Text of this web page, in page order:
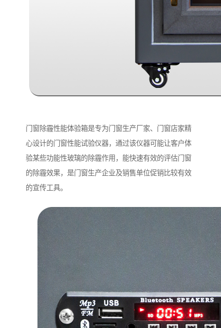
门窗除霾性能体验箱是专为门窗生产厂家、门窗店家精
心设计的门窗性能试验仪器，通过该仪器可能让客户体
验某些功能性玻璃的除霾作用，能快速有效的评估门窗
的除霾效果，是门窗生产企业及销售单位促销比较有效
的宣传工具。